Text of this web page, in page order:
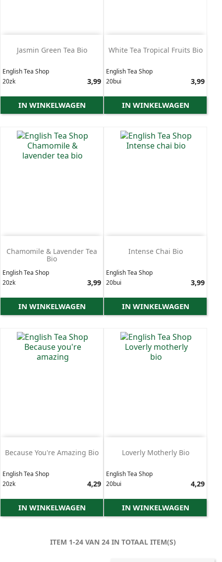
Jasmin Green Tea Bio
English Tea Shop
20zk
3,99
IN WINKELWAGEN
White Tea Tropical Fruits Bio
English Tea Shop
20bui
3,99
IN WINKELWAGEN
Chamomile & Lavender Tea
Bio
English Tea Shop
20zk
3,99
IN WINKELWAGEN
Intense Chai Bio
English Tea Shop
20bui
3,99
IN WINKELWAGEN
Because You're Amazing Bio
English Tea Shop
20zk
4,29
IN WINKELWAGEN
Loverly Motherly Bio
English Tea Shop
20bui
4,29
IN WINKELWAGEN
ITEM 1-24 VAN 24 IN TOTAAL ITEM(S)